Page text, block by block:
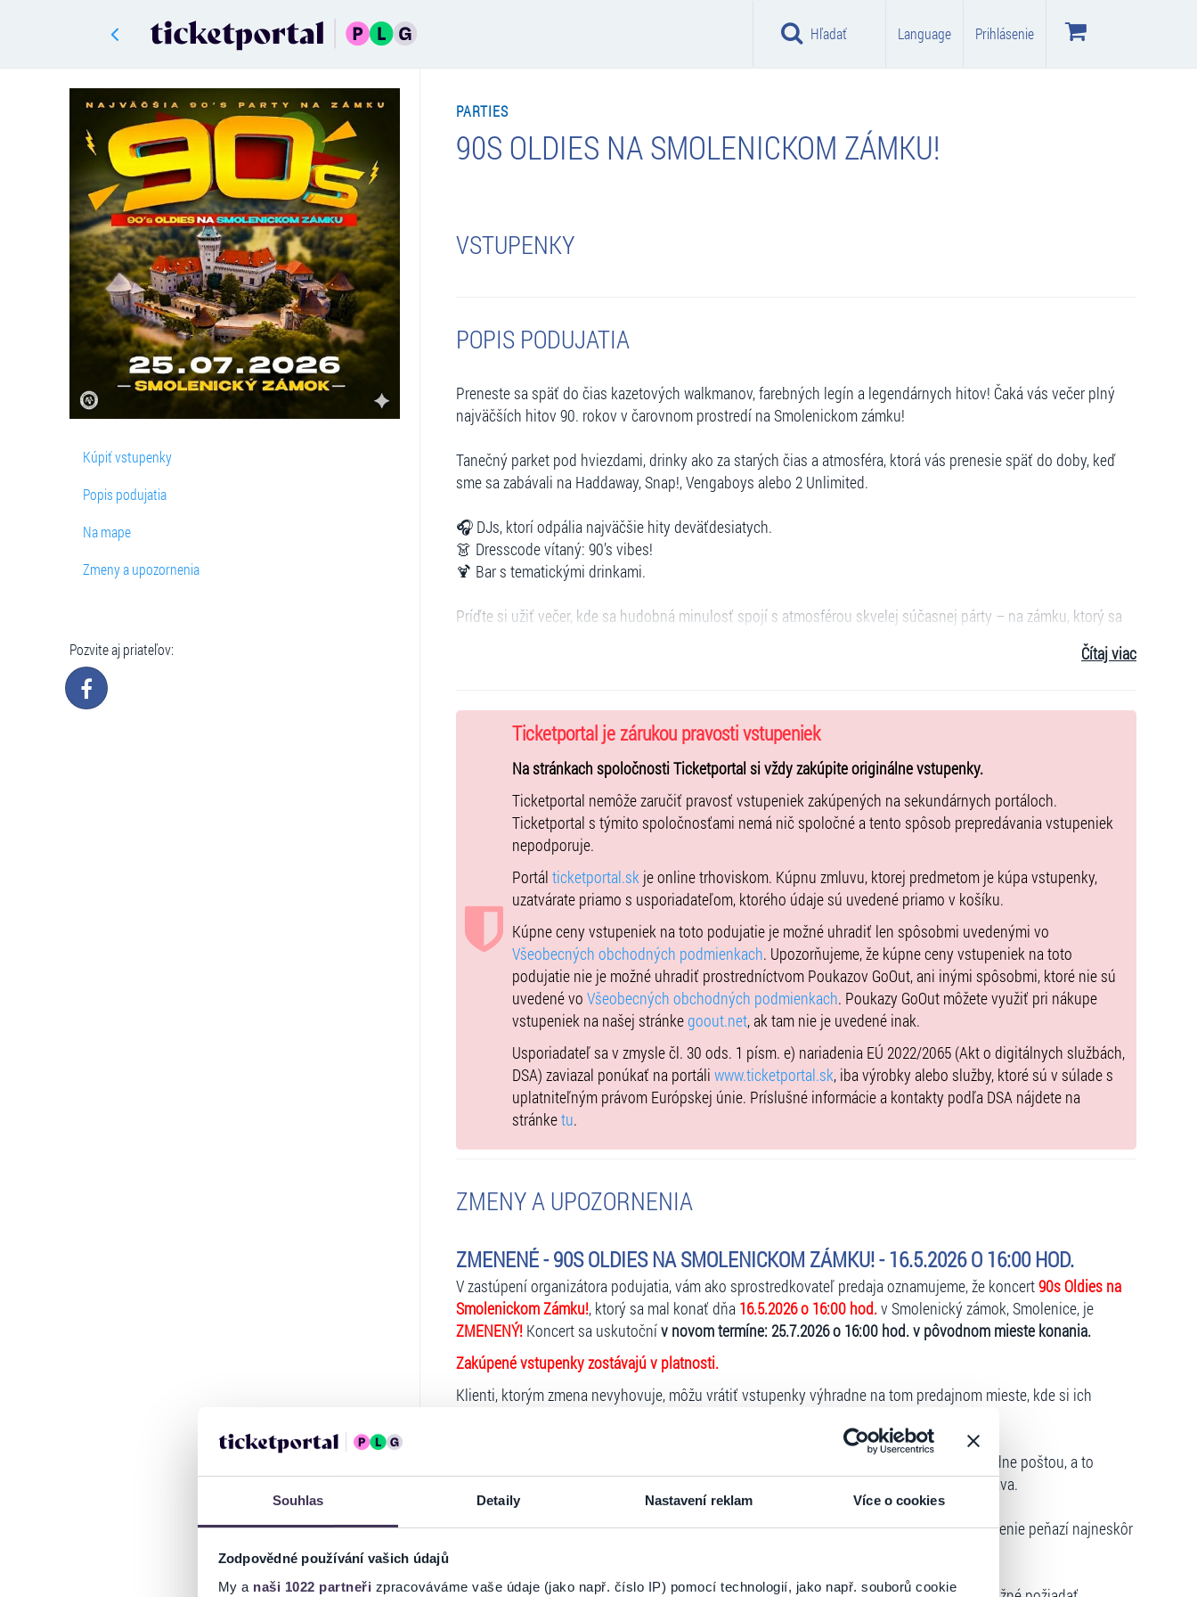
Souhlas Detaily Nastavení reklam Více o cookies
Zodpovědné používání vašich údajů
My a naši 1022 partneři zpracováváme vaše údaje (jako např. číslo IP) pomocí technologií, jako např. souborů cookie
Hľadať Language Prihlásenie
Kúpiť vstupenky
Popis podujatia
Na mape
Zmeny a upozornenia
Pozvite aj priateľov:
PARTIES
90S OLDIES NA SMOLENICKOM ZÁMKU!
VSTUPENKY
POPIS PODUJATIA
Preneste sa späť do čias kazetových walkmanov, farebných legín a legendárnych hitov! Čaká vás večer plný
najväčších hitov 90. rokov v čarovnom prostredí na Smolenickom zámku!
Tanečný parket pod hviezdami, drinky ako za starých čias a atmosféra, ktorá vás prenesie späť do doby, keď
sme sa zabávali na Haddaway, Snap!, Vengaboys alebo 2 Unlimited.
🎧 DJs, ktorí odpália najväčšie hity deväťdesiatych.
👗 Dresscode vítaný: 90’s vibes!
🍹 Bar s tematickými drinkami.
Príďte si užiť večer, kde sa hudobná minulosť spojí s atmosférou skvelej súčasnej párty – na zámku, ktorý sa
- vip terasa
- parkovanie priamo pri zámku
- obmedzená kapacita
VSTUP 18+
Zmeny v programe vyhradené.
Čítaj viac
Ticketportal je zárukou pravosti vstupeniek
Na stránkach spoločnosti Ticketportal si vždy zakúpite originálne vstupenky.
Ticketportal nemôže zaručiť pravosť vstupeniek zakúpených na sekundárnych portáloch.
Ticketportal s týmito spoločnosťami nemá nič spoločné a tento spôsob prepredávania vstupeniek
nepodporuje.
Portál ticketportal.skje online trhoviskom. Kúpnu zmluvu, ktorej predmetom je kúpa vstupenky,
uzatvárate priamo s usporiadateľom, ktorého údaje sú uvedené priamo v košíku.
Kúpne ceny vstupeniek na toto podujatie je možné uhradiť len spôsobmi uvedenými vo
Všeobecných obchodných podmienkach. Upozorňujeme, že kúpne ceny vstupeniek na toto
podujatie nie je možné uhradiť prostredníctvom Poukazov GoOut, ani inými spôsobmi, ktoré nie sú
uvedené vo Všeobecných obchodných podmienkach. Poukazy GoOut môžete využiť pri nákupe
vstupeniek na našej stránkegoout.net, ak tam nie je uvedené inak.
Usporiadateľ sa v zmysle čl. 30 ods. 1 písm. e) nariadenia EÚ 2022/2065 (Akt o digitálnych službách,
DSA) zaviazal ponúkať na portáli www.ticketportal.sk, iba výrobky alebo služby, ktoré sú v súlade s
uplatniteľným právom Európskej únie. Príslušné informácie a kontakty podľa DSA nájdete na
stránketu.
ZMENY A UPOZORNENIA
ZMENENÉ - 90S OLDIES NA SMOLENICKOM ZÁMKU! - 16.5.2026 O 16:00 HOD.
V zastúpení organizátora podujatia, vám ako sprostredkovateľ predaja oznamujeme, že koncert90s Oldies na
Smolenickom Zámku!, ktorý sa mal konať dňa 16.5.2026 o 16:00 hod.v Smolenický zámok, Smolenice, je
ZMENENÝ! Koncert sa uskutočnív novom termíne: 25.7.2026 o 16:00 hod. v pôvodnom mieste konania.
Zakúpené vstupenky zostávajú v platnosti.
Klienti, ktorým zmena nevyhovuje, môžu vrátiť vstupenky výhradne na tom predajnom mieste, kde si ich
, ich môžu vrátiť výhradne poštou, a to
na adresu: Ticketportal SK, s.r.o., Kalinčiakova 33, 831 04 Bratislava.
V prípade, ak si klient zakúpil vstupenkyprostredníctvom internetu, môže požiadať o vrátenie peňazí najneskôr